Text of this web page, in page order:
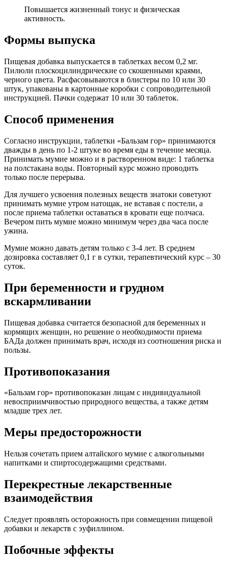
Повышается жизненный тонус и физическая
активность.
Формы выпуска
Пищевая добавка выпускается в таблетках весом 0,2 мг.
Пилюли плоскоцилиндрические со скошенными краями,
черного цвета. Расфасовываются в блистеры по 10 или 30
штук, упакованы в картонные коробки с сопроводительной
инструкцией. Пачки содержат 10 или 30 таблеток.
Способ применения
Согласно инструкции, таблетки «Бальзам гор» принимаются
дважды в день по 1-2 штуке во время еды в течение месяца.
Принимать мумие можно и в растворенном виде: 1 таблетка
на полстакана воды. Повторный курс можно проводить
только после перерыва.
Для лучшего усвоения полезных веществ знатоки советуют
принимать мумие утром натощак, не вставая с постели, а
после приема таблетки оставаться в кровати еще полчаса.
Вечером пить мумие можно минимум через два часа после
ужина.
Мумие можно давать детям только с 3-4 лет. В среднем
дозировка составляет 0,1 г в сутки, терапевтический курс – 30
суток.
При беременности и грудном
вскармливании
Пищевая добавка считается безопасной для беременных и
кормящих женщин, но решение о необходимости приема
БАДа должен принимать врач, исходя из соотношения риска и
пользы.
Противопоказания
«Бальзам гор» противопоказан лицам с индивидуальной
невосприимчивостью природного вещества, а также детям
младше трех лет.
Меры предосторожности
Нельзя сочетать прием алтайского мумие с алкогольными
напитками и спиртосодержащими средствами.
Перекрестные лекарственные
взаимодействия
Следует проявлять осторожность при совмещении пищевой
добавки и лекарств с эуфиллином.
Побочные эффекты